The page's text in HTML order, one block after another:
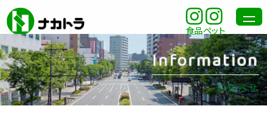
食品ペット
Information
お知らせ